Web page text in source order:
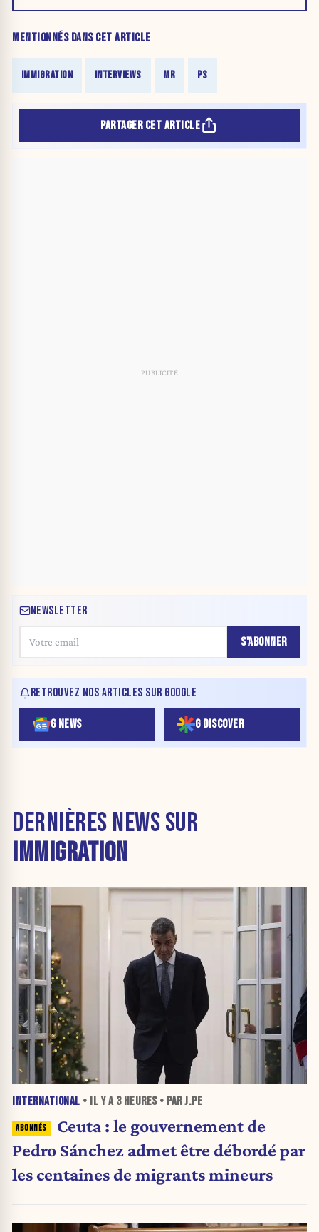
MENTIONNÉS DANS CET ARTICLE
IMMIGRATION INTERVIEWS MR PS
PARTAGER CET ARTICLE
NEWSLETTER
S'ABONNER
RETROUVEZ NOS ARTICLES SUR GOOGLE
G NEWS G DISCOVER
DERNIÈRES NEWS SUR
IMMIGRATION
INTERNATIONAL • IL Y A 3 HEURES• PAR J.PE
Ceuta : le gouvernement de
Pedro Sánchez admet être débordé par
les centaines de migrants mineurs